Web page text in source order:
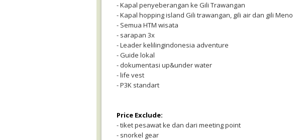
- Kapal penyeberangan ke Gili Trawangan
- Kapal hopping island Gili trawangan, gili air dan gili Meno
- Semua HTM wisata
- sarapan 3x
- Leader kelilingindonesia adventure
- Guide lokal
- dokumentasi up&under water
- life vest
- P3K standart
Price Exclude:
- tiket pesawat ke dan dari meeting point
- snorkel gear